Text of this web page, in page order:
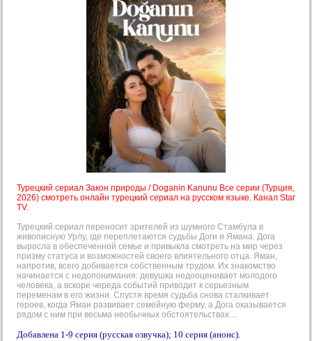
Турецкий сериал Закон природы / Doganin Kanunu Все серии (Турция,
2026) смотреть онлайн турецкий сериал на русском языке. Канал Star
TV.
Турецкий сериал переносит зрителей из шумного Стамбула в
живописную Урлу, где переплетаются судьбы Доги и Ямана. Дога
выросла в обеспеченной семье и привыкла смотреть на мир через
призму статуса и возможностей своего влиятельного отца. Яман,
напротив, всего добивается собственным трудом. Их знакомство
начинается с недопонимания: девушка недооценивает молодого
человека, а вскоре череда событий приводит к серьезным
переменам в его жизни. Спустя время судьба снова сталкивает
героев, когда Яман развивает семейную ферму, а Дога оказывается
рядом с ним при весьма необычных обстоятельствах....
Добавлена 1-9 серия (русская озвучка); 10 серия (анонс).